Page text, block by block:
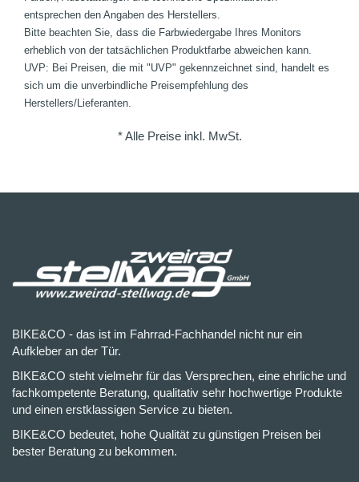
entsprechen den Angaben des Herstellers.
Bitte beachten Sie, dass die Farbwiedergabe Ihres Monitors
erheblich von der tatsächlichen Produktfarbe abweichen kann.
UVP: Bei Preisen, die mit "UVP" gekennzeichnet sind, handelt es
sich um die unverbindliche Preisempfehlung des
Herstellers/Lieferanten.
* Alle Preise inkl. MwSt.
BIKE&CO - das ist im Fahrrad-Fachhandel nicht nur ein
Aufkleber an der Tür.
BIKE&CO steht vielmehr für das Versprechen, eine ehrliche und
fachkompetente Beratung, qualitativ sehr hochwertige Produkte
und einen erstklassigen Service zu bieten.
BIKE&CO bedeutet, hohe Qualität zu günstigen Preisen bei
bester Beratung zu bekommen.